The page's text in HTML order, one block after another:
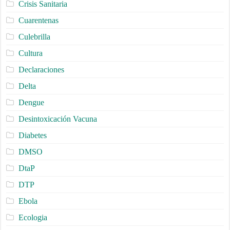
Crisis Sanitaria
Cuarentenas
Culebrilla
Cultura
Declaraciones
Delta
Dengue
Desintoxicación Vacuna
Diabetes
DMSO
DtaP
DTP
Ebola
Ecologia